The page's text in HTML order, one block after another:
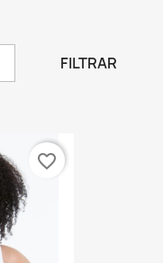
FILTRAR
favorite_border